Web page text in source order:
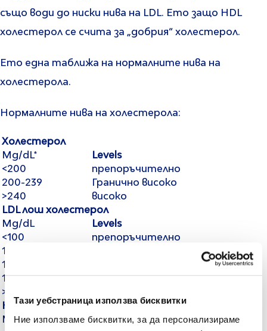
Тази уебстраница използва бисквитки
Ние използваме бисквитки, за да персонализираме
също води до ниски нива на LDL. Ето защо HDL
холестерол се счита за „добрия“ холестерол.
Ето една таближа на нормалните нива на
холестерола.
Нормалните нива на холестерола:
Холестерол
Mg/dL*
Levels
<200
препоръчително
200-239
Гранично високо
>240
високо
LDLлош холестерол
Mg/dL
Levels
<100
препоръчително
100-129
Почти препоръчително
130-159
160-189
>190
HDLдобър холестерол
Mg/dL
Levels